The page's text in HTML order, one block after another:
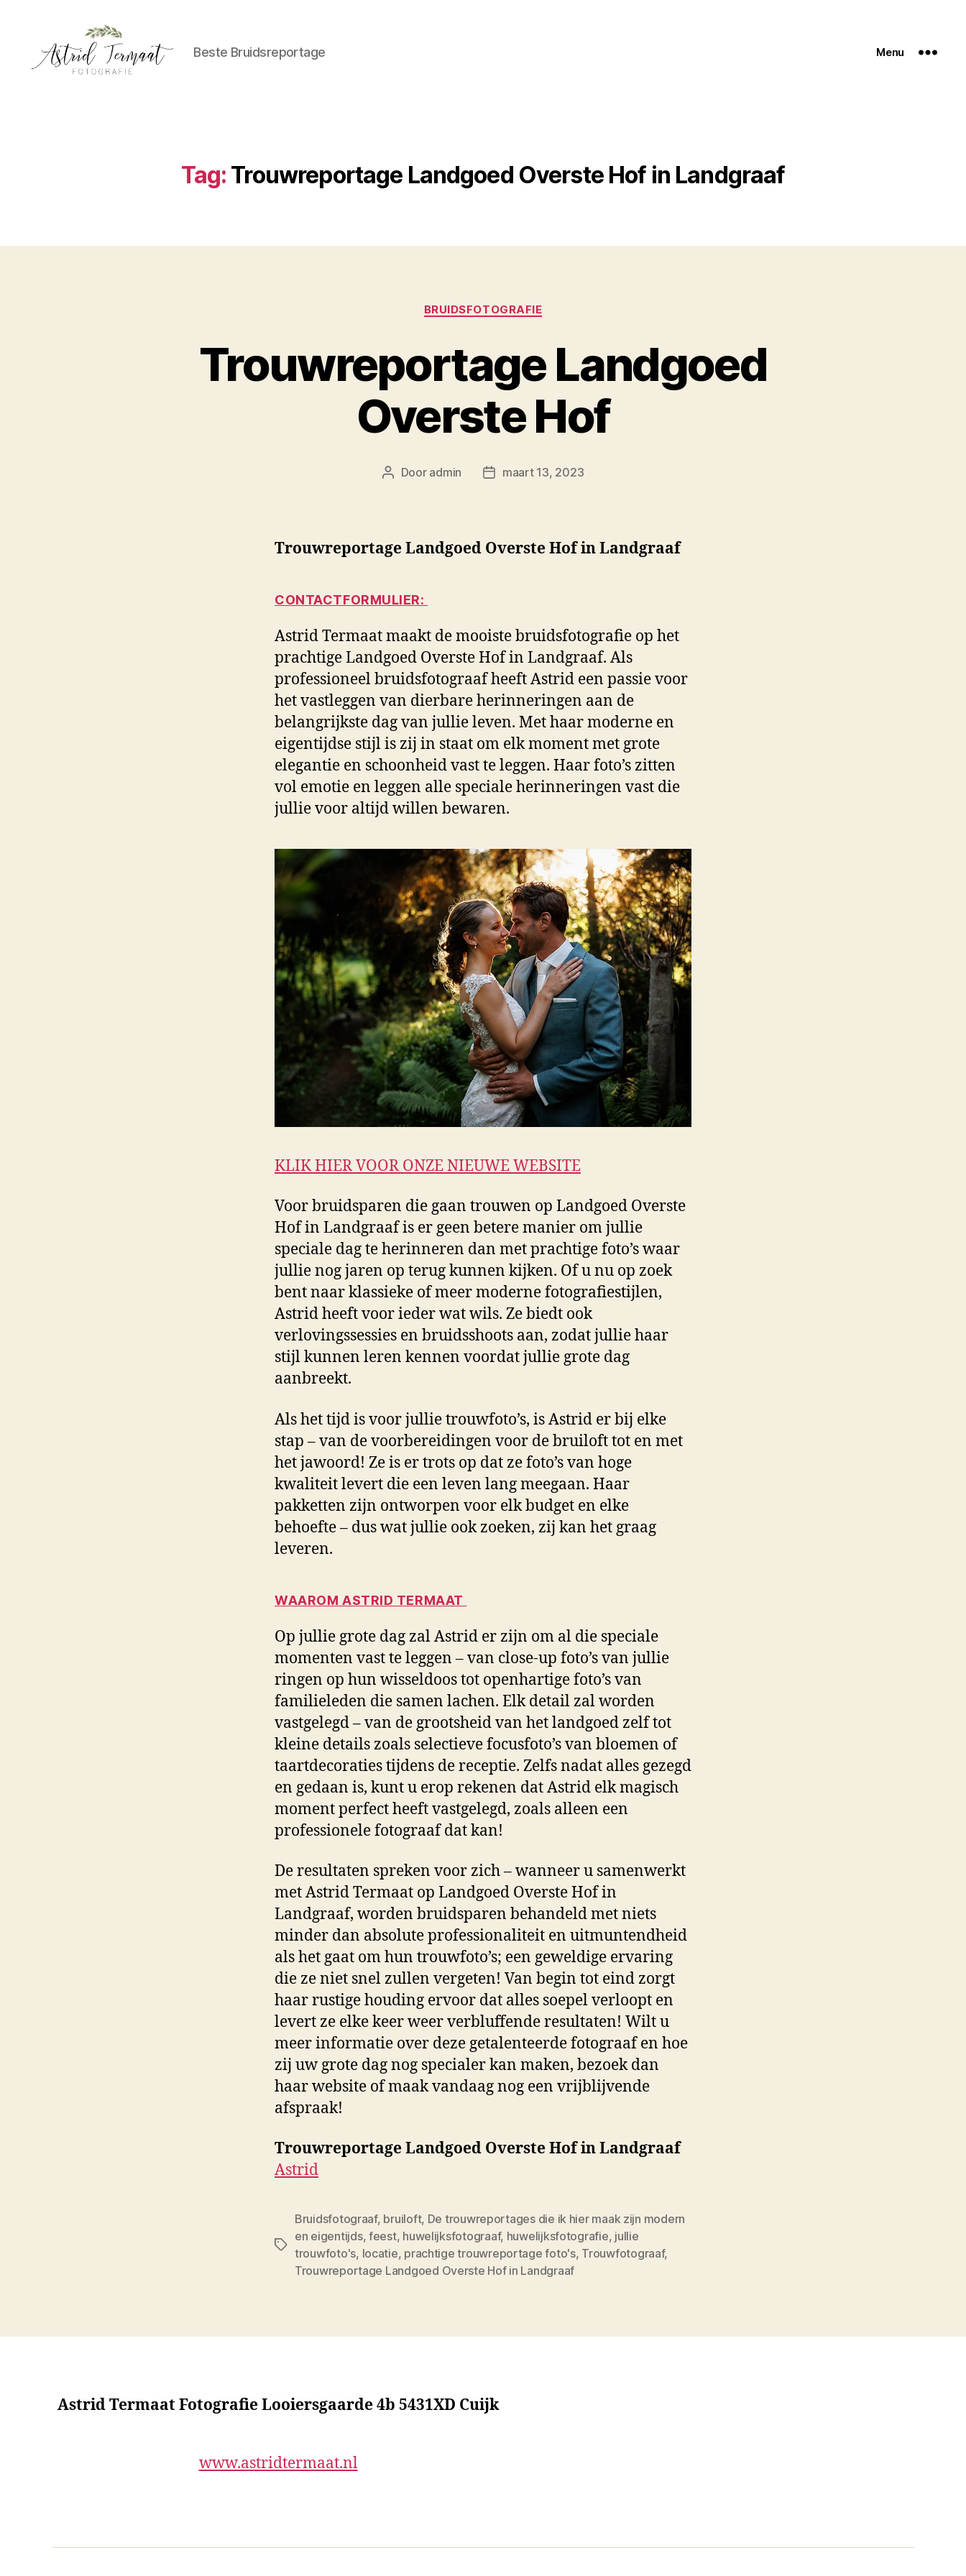
Beste Bruidsreportage Menu
Tag: Trouwreportage Landgoed Overste Hof in Landgraaf
Categorieën
BRUIDSFOTOGRAFIE
Trouwreportage Landgoed
Overste Hof
Berichtauteur
Door admin Berichtdatum
maart 13, 2023
Trouwreportage Landgoed Overste Hof in Landgraaf
CONTACTFORMULIER:
Astrid Termaat maakt de mooiste bruidsfotografie op het
prachtige Landgoed Overste Hof in Landgraaf. Als
professioneel bruidsfotograaf heeft Astrid een passie voor
het vastleggen van dierbare herinneringen aan de
belangrijkste dag van jullie leven. Met haar moderne en
eigentijdse stijl is zij in staat om elk moment met grote
elegantie en schoonheid vast te leggen. Haar foto’s zitten
vol emotie en leggen alle speciale herinneringen vast die
jullie voor altijd willen bewaren.
KLIK HIER VOOR ONZE NIEUWE WEBSITE
Voor bruidsparen die gaan trouwen op Landgoed Overste
Hof in Landgraaf is er geen betere manier om jullie
speciale dag te herinneren dan met prachtige foto’s waar
jullie nog jaren op terug kunnen kijken. Of u nu op zoek
bent naar klassieke of meer moderne fotografiestijlen,
Astrid heeft voor ieder wat wils. Ze biedt ook
verlovingssessies en bruidsshoots aan, zodat jullie haar
stijl kunnen leren kennen voordat jullie grote dag
aanbreekt.
Als het tijd is voor jullie trouwfoto’s, is Astrid er bij elke
stap – van de voorbereidingen voor de bruiloft tot en met
het jawoord! Ze is er trots op dat ze foto’s van hoge
kwaliteit levert die een leven lang meegaan. Haar
pakketten zijn ontworpen voor elk budget en elke
behoefte – dus wat jullie ook zoeken, zij kan het graag
leveren.
WAAROM ASTRID TERMAAT
Op jullie grote dag zal Astrid er zijn om al die speciale
momenten vast te leggen – van close-up foto’s van jullie
ringen op hun wisseldoos tot openhartige foto’s van
familieleden die samen lachen. Elk detail zal worden
vastgelegd – van de grootsheid van het landgoed zelf tot
kleine details zoals selectieve focusfoto’s van bloemen of
taartdecoraties tijdens de receptie. Zelfs nadat alles gezegd
en gedaan is, kunt u erop rekenen dat Astrid elk magisch
moment perfect heeft vastgelegd, zoals alleen een
professionele fotograaf dat kan!
De resultaten spreken voor zich – wanneer u samenwerkt
met Astrid Termaat op Landgoed Overste Hof in
Landgraaf, worden bruidsparen behandeld met niets
minder dan absolute professionaliteit en uitmuntendheid
als het gaat om hun trouwfoto’s; een geweldige ervaring
die ze niet snel zullen vergeten! Van begin tot eind zorgt
haar rustige houding ervoor dat alles soepel verloopt en
levert ze elke keer weer verbluffende resultaten! Wilt u
meer informatie over deze getalenteerde fotograaf en hoe
zij uw grote dag nog specialer kan maken, bezoek dan
haar website of maak vandaag nog een vrijblijvende
afspraak!
Trouwreportage Landgoed Overste Hof in Landgraaf
Astrid
Tags
Bruidsfotograaf, bruiloft, De trouwreportages die ik hier maak zijn modern
en eigentijds, feest, huwelijksfotograaf, huwelijksfotografie, jullie
trouwfoto's, locatie, prachtige trouwreportage foto's, Trouwfotograaf,
Trouwreportage Landgoed Overste Hof in Landgraaf
Astrid Termaat Fotografie Looiersgaarde 4b 5431XD Cuijk
www.astridtermaat.nl